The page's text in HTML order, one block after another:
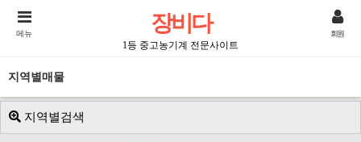
장비다
1등 중고농기계 전문사이트
메뉴 회원
지역별매물
지역별검색